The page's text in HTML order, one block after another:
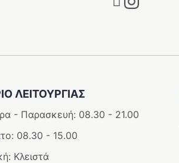
ΛΕΙΤΟΥΡΓΊΑΣ
- Παρασκευή: 08.30 - 21.00
08.30 - 15.00
Κλειστά